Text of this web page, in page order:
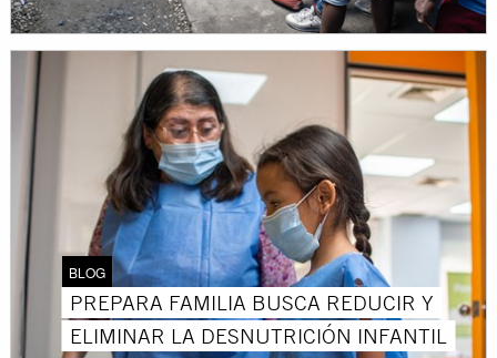
BLOG
PREPARA FAMILIA BUSCA REDUCIR Y
ELIMINAR LA DESNUTRICIÓN INFANTIL